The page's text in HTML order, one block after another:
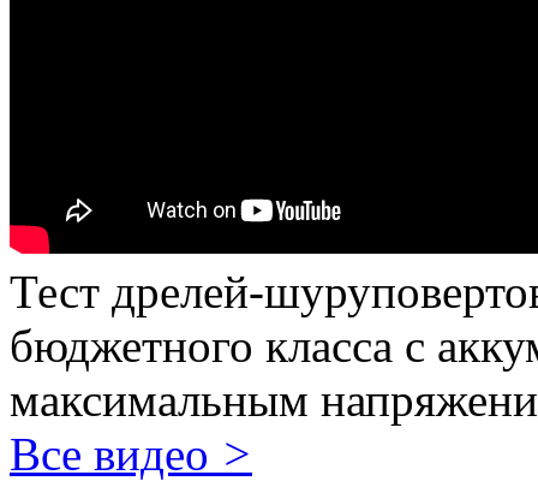
Тест дрелей-
бюджетного класса с
максимальным
Все видео >